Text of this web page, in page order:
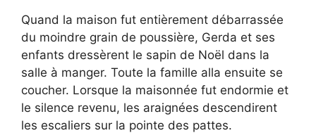
Quand la maison fut entièrement débarrassée
du moindre grain de poussière, Gerda et ses
enfants dressèrent le sapin de Noël dans la
salle à manger. Toute la famille alla ensuite se
coucher. Lorsque la maisonnée fut endormie et
le silence revenu, les araignées descendirent
les escaliers sur la pointe des pattes.